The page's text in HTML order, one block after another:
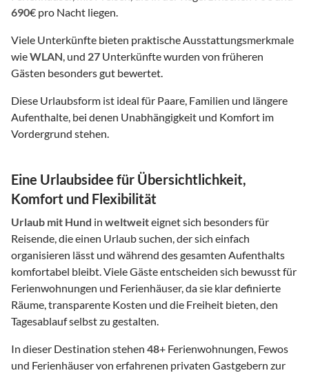
690€ pro Nacht liegen.
Viele Unterkünfte bieten praktische Ausstattungsmerkmale
wieWLAN, und 27 Unterkünfte wurden von früheren
Gästen besonders gut bewertet.
Diese Urlaubsform ist ideal für Paare, Familien und längere
Aufenthalte, bei denen Unabhängigkeit und Komfort im
Vordergrund stehen.
Eine Urlaubsidee für Übersichtlichkeit,
Komfort und Flexibilität
Urlaub mit Hund in weltweiteignet sich besonders für
Reisende, die einen Urlaub suchen, der sich einfach
organisieren lässt und während des gesamten Aufenthalts
komfortabel bleibt. Viele Gäste entscheiden sich bewusst für
Ferienwohnungen und Ferienhäuser, da sie klar definierte
Räume, transparente Kosten und die Freiheit bieten, den
Tagesablauf selbst zu gestalten.
In dieser Destination stehen 48+ Ferienwohnungen, Fewos
und Ferienhäuser von erfahrenen privaten Gastgebern zur